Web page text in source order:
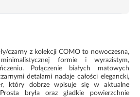
czarny z kolekcji COMO to nowoczesna,
formie i wyrazistym,
Połączenie białych matowych
detalami nadaje całości elegancki,
który dobrze wpisuje się w aktualne
bryła oraz gładkie powierzchnie